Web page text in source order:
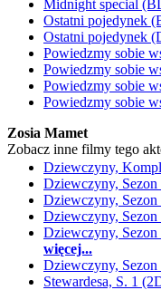
Midnight special
Ostatni pojedynek
Ostatni pojedynek
Powiedzmy sobie
Powiedzmy sobie
Powiedzmy sobie
Powiedzmy sobie
Zosia Mamet
Zobacz inne filmy tego
Dziewczyny,
Dziewczyny,
Dziewczyny,
Dziewczyny,
Dziewczyny,
więcej...
Dziewczyny,
Stewardesa, S. 1